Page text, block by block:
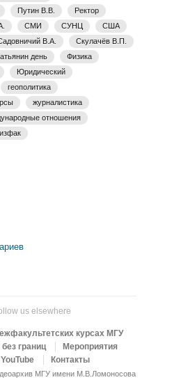
Путин В.В.
Ректор
СМИ СУНЦ
США
В.А.
Скулачёв В.П.
день
Физика
Юридический
геополитика
журналистика
отношения
us elsewhere
курсах МГУ
границ
Мероприятия
Контакты
МГУ имени М.В.Ломоносова